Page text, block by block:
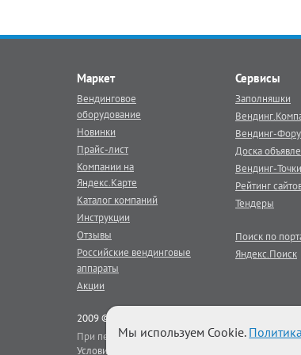
Маркет
Вендинговое
оборудование
Новинки
Прайс-лист
Компании на
Яндекс.Карте
Каталог компаний
Инструкции
Отзывы
Российские вендинговые
аппараты
Акции
Сервисы
Заполняшки
Вендинг-
Доска
Вендинг-Точки
Рейтинг
Тендеры
Поиск по
Яндекс.Поиск
2009 © Век Вендинга - тематический
При перепечатке материалов портала активная
Условия использования
Мы используем Cookie.